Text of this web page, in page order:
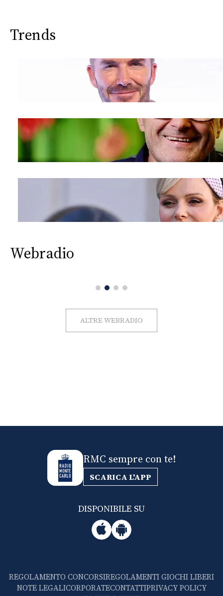
Trends
Webradio
ALTRE WEBRADIO
RMC sempre con te!
SCARICA L'APP
DISPONIBILE SU
REGOLAMENTO CONCORSIREGOLAMENTI GIOCHI LIBERI
NOTE LEGALICORPORATECONTATTIPRIVACY POLICY